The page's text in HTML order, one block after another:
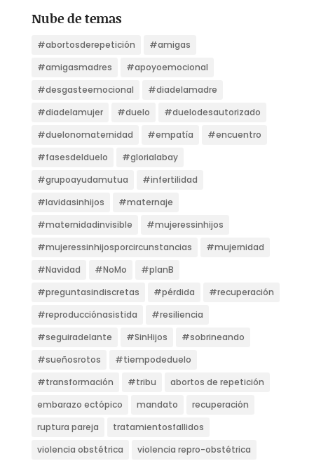
Nube de temas
#abortosderepetición
#amigas
#amigasmadres
#apoyoemocional
#desgasteemocional
#diadelamadre
#diadelamujer
#duelo
#duelodesautorizado
#duelonomaternidad
#empatía
#encuentro
#fasesdelduelo
#glorialabay
#grupoayudamutua
#infertilidad
#lavidasinhijos
#maternaje
#maternidadinvisible
#mujeressinhijos
#mujeressinhijosporcircunstancias
#mujernidad
#Navidad
#NoMo
#planB
#preguntasindiscretas
#pérdida
#recuperación
#reproducciónasistida
#resiliencia
#seguiradelante
#SinHijos
#sobrineando
#sueñosrotos
#tiempodeduelo
#transformación
#tribu
abortos de repetición
embarazo ectópico
mandato
recuperación
ruptura pareja
tratamientosfallidos
violencia obstétrica
violencia repro-obstétrica